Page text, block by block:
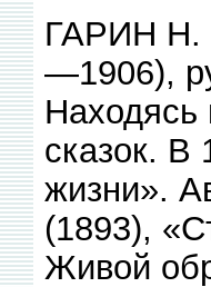
ГАРИН Н.
—1906),
Находясь
сказок. В
жизни».
(1893),
Живой